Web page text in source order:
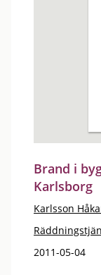
Brand i
Karlsborg
Karlsson
2011-05-04